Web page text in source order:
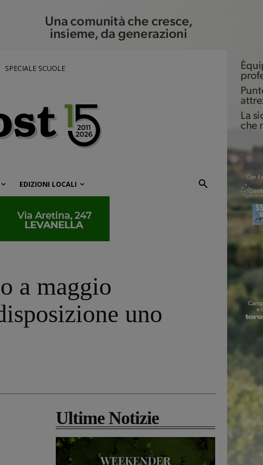
SPECIALE SCUOLE
EDIZIONI LOCALI
a maggio
uno
Ultime Notizie